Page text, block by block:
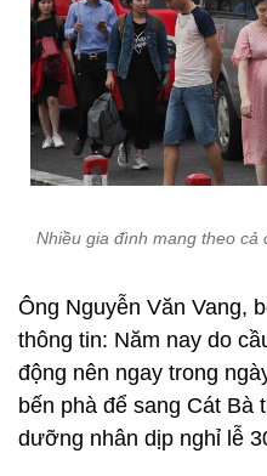
Nhiều gia đình mang theo cả
Ông Nguyễn Văn Vang,
thông tin: Năm nay do
động nên ngay trong
bến phà để sang Cát Bà
dưỡng nhân dịp nghỉ lễ